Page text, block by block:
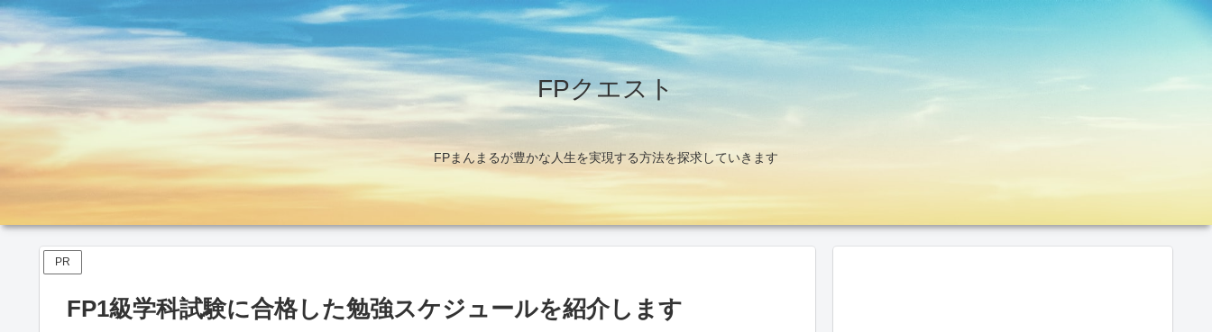
FPクエスト
FPまんまるが豊かな人生を実現する方法を探求していきます
PR
FP1級学科試験に合格した勉強スケジュールを紹介します